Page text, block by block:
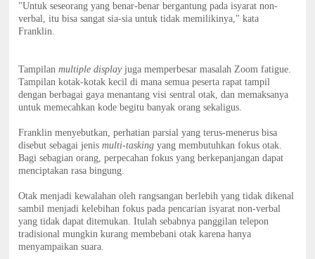
"Untuk seseorang yang benar-benar bergantung pada isyarat non-
verbal, itu bisa sangat sia-sia untuk tidak memilikinya," kata
Franklin.
Tampilanmultiple displayjuga memperbesar masalah Zoom fatigue.
Tampilan kotak-kotak kecil di mana semua peserta rapat tampil
dengan berbagai gaya menantang visi sentral otak, dan memaksanya
untuk memecahkan kode begitu banyak orang sekaligus.
Franklin menyebutkan, perhatian parsial yang terus-menerus bisa
disebut sebagai jenismulti-tasking yang membutuhkan fokus otak.
Bagi sebagian orang, perpecahan fokus yang berkepanjangan dapat
menciptakan rasa bingung.
Otak menjadi kewalahan oleh rangsangan berlebih yang tidak dikenal
sambil menjadi kelebihan fokus pada pencarian isyarat non-verbal
yang tidak dapat ditemukan. Itulah sebabnya panggilan telepon
tradisional mungkin kurang membebani otak karena hanya
menyampaikan suara.